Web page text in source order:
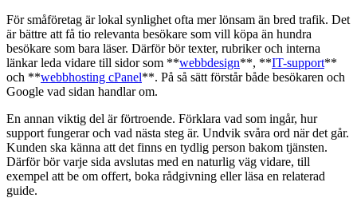
För småföretag är lokal synlighet ofta mer lönsam än bred trafik. Det
är bättre att få tio relevanta besökare som vill köpa än hundra
besökare som bara läser. Därför bör texter, rubriker och interna
länkar leda vidare till sidor som **webbdesign**, **IT-support**
och **webbhosting cPanel**. På så sätt förstår både besökaren och
Google vad sidan handlar om.
En annan viktig del är förtroende. Förklara vad som ingår, hur
support fungerar och vad nästa steg är. Undvik svåra ord när det går.
Kunden ska känna att det finns en tydlig person bakom tjänsten.
Därför bör varje sida avslutas med en naturlig väg vidare, till
exempel att be om offert, boka rådgivning eller läsa en relaterad
guide.